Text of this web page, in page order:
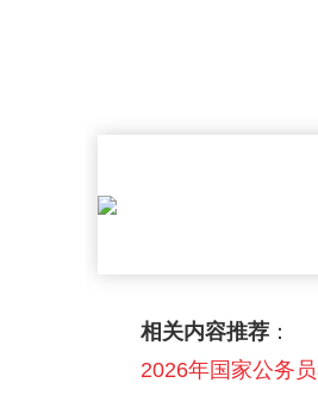
相关内容推荐 ：
2026年国家公务